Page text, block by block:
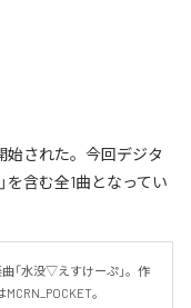
始された。今回デジタ
を含む全1曲となってい
「水没▽えすけーぷ」。作
。